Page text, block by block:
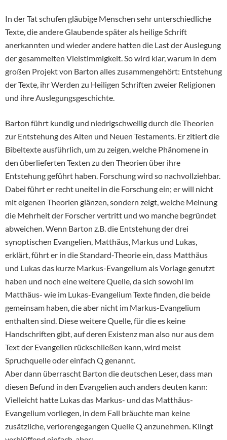
In der Tat schufen gläubige Menschen sehr unterschiedliche
Texte, die andere Glaubende später als heilige Schrift
anerkannten und wieder andere hatten die Last der Auslegung
der gesammelten Vielstimmigkeit. So wird klar, warum in dem
großen Projekt von Barton alles zusammengehört: Entstehung
der Texte, ihr Werden zu Heiligen Schriften zweier Religionen
und ihre Auslegungsgeschichte.
Barton führt kundig und niedrigschwellig durch die Theorien
zur Entstehung des Alten und Neuen Testaments. Er zitiert die
Bibeltexte ausführlich, um zu zeigen, welche Phänomene in
den überlieferten Texten zu den Theorien über ihre
Entstehung geführt haben. Forschung wird so nachvollziehbar.
Dabei führt er recht uneitel in die Forschung ein; er will nicht
mit eigenen Theorien glänzen, sondern zeigt, welche Meinung
die Mehrheit der Forscher vertritt und wo manche begründet
abweichen. Wenn Barton z.B. die Entstehung der drei
synoptischen Evangelien, Matthäus, Markus und Lukas,
erklärt, führt er in die Standard-Theorie ein, dass Matthäus
und Lukas das kurze Markus-Evangelium als Vorlage genutzt
haben und noch eine weitere Quelle, da sich sowohl im
Matthäus- wie im Lukas-Evangelium Texte finden, die beide
gemeinsam haben, die aber nicht im Markus-Evangelium
enthalten sind. Diese weitere Quelle, für die es keine
Handschriften gibt, auf deren Existenz man also nur aus dem
Text der Evangelien rückschließen kann, wird meist
Spruchquelle oder einfach Q genannt.
Aber dann überrascht Barton die deutschen Leser, dass man
diesen Befund in den Evangelien auch anders deuten kann:
Vielleicht hatte Lukas das Markus- und das Matthäus-
Evangelium vorliegen, in dem Fall bräuchte man keine
zusätzliche, verlorengegangen Quelle Q anzunehmen. Klingt